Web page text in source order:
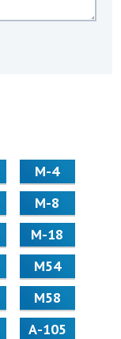
М-4
М-8
М-18
М54
М58
А-105